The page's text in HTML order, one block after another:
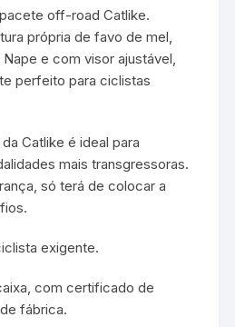
off-road Catlike.
própria de favo de mel,
e com visor ajustável,
perfeito para ciclistas
Catlike é ideal para
mais transgressoras.
só terá de colocar a
exigente.
com certificado de
fábrica.